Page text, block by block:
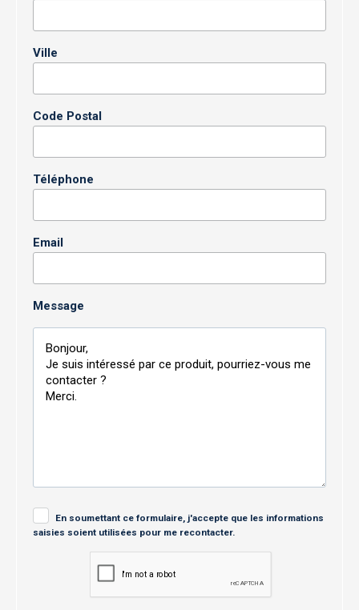
Ville
Code Postal
Téléphone
Email
Message
En soumettant ce formulaire, j'accepte que les informations
saisies soient utilisées pour me recontacter.